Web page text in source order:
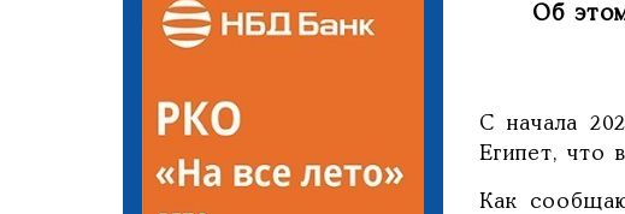
Об
С начала
Египет, что
Как